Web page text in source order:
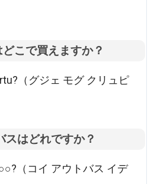
こで買えますか？
（グジェ モグ クリュピ
はどれですか？
（コイ アウトバス イデ